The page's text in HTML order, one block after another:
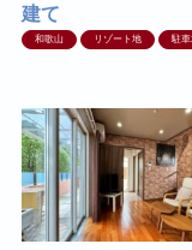
建て
和歌山 リゾート地 駐車